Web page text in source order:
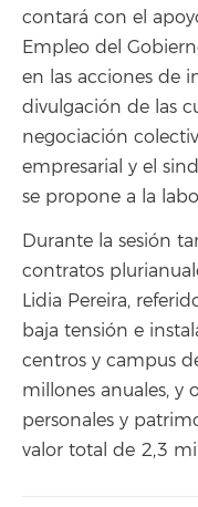
contará con el
Empleo del
en las acciones de
divulgación de las
negociación
empresarial y el
se propone a la
Durante la sesión
contratos
Lidia Pereira,
baja tensión e
centros y campus
millones anuales, y
personales y
valor total de 2,3